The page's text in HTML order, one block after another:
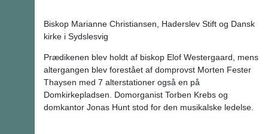
Biskop Marianne Christiansen, Haderslev Stift og Dansk
kirke i Sydslesvig
Prædikenen blev holdt af biskop Elof Westergaard, mens
altergangen blev forestået af domprovst Morten Fester
Thaysen med 7 alterstationer også en på
Domkirkepladsen. Domorganist Torben Krebs og
domkantor Jonas Hunt stod for den musikalske ledelse.